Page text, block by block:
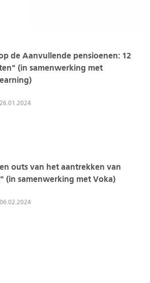
de Aanvullende pensioenen: 12
(in samenwerking met
26.01.2024
outs van het aantrekken van
(in samenwerking met Voka)
06.02.2024